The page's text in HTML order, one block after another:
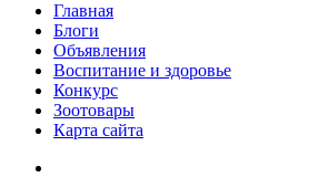
Главная
Блоги
Объявления
Воспитание и здоровье
Конкурс
Зоотовары
Карта сайта